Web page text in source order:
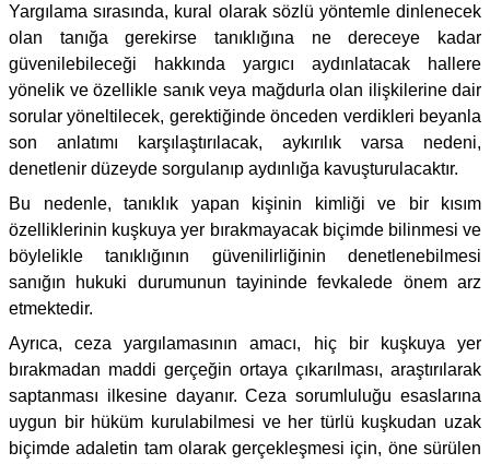
Yargılama sırasında, kural olarak sözlü yöntemle dinlenecek
olan tanığa gerekirse tanıklığına ne dereceye kadar
güvenilebileceği hakkında yargıcı aydınlatacak hallere
yönelik ve özellikle sanık veya mağdurla olan ilişkilerine dair
sorular yöneltilecek, gerektiğinde önceden verdikleri beyanla
son anlatımı karşılaştırılacak, aykırılık varsa nedeni,
denetlenir düzeyde sorgulanıp aydınlığa kavuşturulacaktır.
Bu nedenle, tanıklık yapan kişinin kimliği ve bir kısım
özelliklerinin kuşkuya yer bırakmayacak biçimde bilinmesi ve
böylelikle tanıklığının güvenilirliğinin denetlenebilmesi
sanığın hukuki durumunun tayininde fevkalede önem arz
etmektedir.
Ayrıca, ceza yargılamasının amacı, hiç bir kuşkuya yer
bırakmadan maddi gerçeğin ortaya çıkarılması, araştırılarak
saptanması ilkesine dayanır. Ceza sorumluluğu esaslarına
uygun bir hüküm kurulabilmesi ve her türlü kuşkudan uzak
biçimde adaletin tam olarak gerçekleşmesi için, öne sürülen